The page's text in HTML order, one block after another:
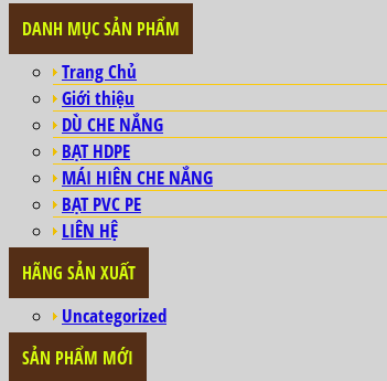
DANH MỤC SẢN PHẨM
Trang Chủ
Giới thiệu
DÙ CHE NẮNG
BẠT HDPE
MÁI HIÊN CHE NẮNG
BẠT PVC PE
LIÊN HỆ
HÃNG SẢN XUẤT
Uncategorized
SẢN PHẨM MỚI